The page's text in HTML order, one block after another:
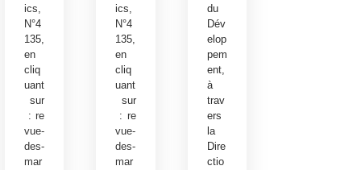
ics,
N°4
135,
en
cliq
uant
sur
:re
vue-
des-
mar
ics,
N°4
135,
en
cliq
uant
sur
: re
vue-
des-
mar
du
Dév
elop
pem
ent,
à
trav
ers
la
Dire
ctio